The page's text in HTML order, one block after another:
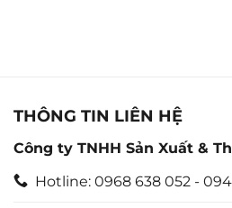
THÔNG TIN LIÊN HỆ
Công ty TNHH Sản Xuất &
Hotline: 0968 638 052 -